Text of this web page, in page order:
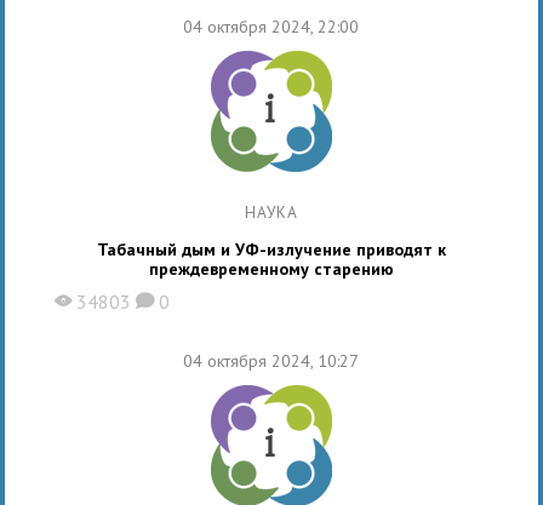
04 октября 2024, 22:00
НАУКА
Табачный дым и УФ-излучение приводят к
преждевременному старению
X 34803 K 0
04 октября 2024, 10:27